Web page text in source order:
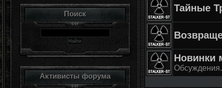
Поиск
Активисты форума
Тайные
Новинки
Обсуждения.